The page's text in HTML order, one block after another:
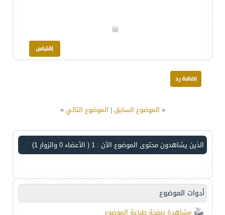
« الموضوع السابق| الموضوع التالي»
الذين يشاهدون محتوى الموضوع الآن : 1 ( الأعضاء 0 والزوار 1)
أدوات الموضوع
مشاهدة صفحة طباعة الموضوع